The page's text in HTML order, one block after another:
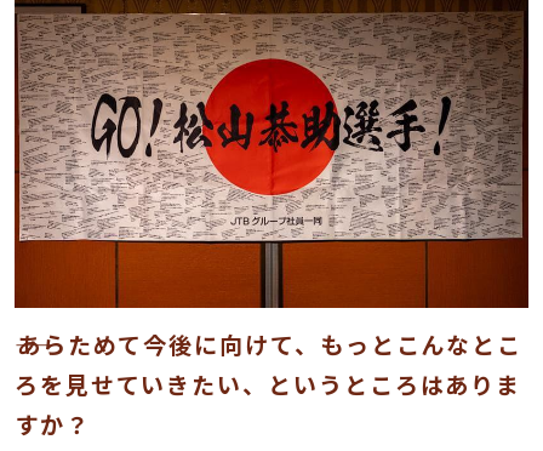
――あらためて今後に向けて、もっとこんなとこ
ろを見せていきたい、というところはありま
すか？